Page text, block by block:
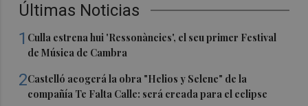
Últimas Noticias
1 Culla estrena hui 'Ressonàncies', el seu primer Festival
de Música de Cambra
2Castelló acogerá la obra "Helios y Selene" de la
compañía Te Falta Calle: será creada para el eclipse